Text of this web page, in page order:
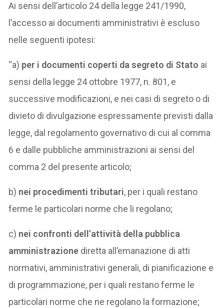
Ai sensi dell’articolo 24 della legge 241/1990,
l’accesso ai documenti amministrativi è escluso
nelle seguenti ipotesi:
“a) per i documenti coperti da segreto di Stato ai
sensi della legge 24 ottobre 1977, n. 801, e
successive modificazioni, e nei casi di segreto o di
divieto di divulgazione espressamente previsti dalla
legge, dal regolamento governativo di cui al comma
6 e dalle pubbliche amministrazioni ai sensi del
comma 2 del presente articolo;
b) nei procedimenti tributari, per i quali restano
ferme le particolari norme che li regolano;
c) nei confronti dell’attività della pubblica
amministrazione diretta all’emanazione di atti
normativi, amministrativi generali, di pianificazione e
di programmazione, per i quali restano ferme le
particolari norme che ne regolano la formazione;